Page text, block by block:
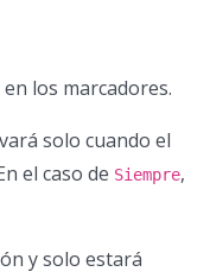
en los marcadores.
solo cuando el
el caso de Siempre,
y solo estará